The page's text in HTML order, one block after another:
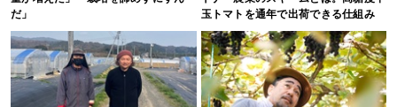
だ」
玉トマトを通年で出荷できる仕組み